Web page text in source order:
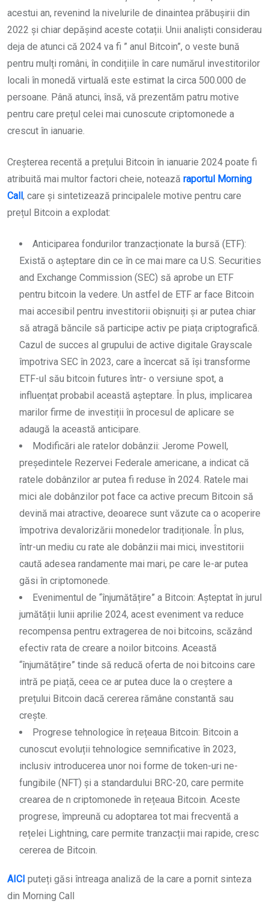
acestui an, revenind la nivelurile de dinaintea prăbușirii din
2022 și chiar depășind aceste cotații. Unii analiști considerau
deja de atunci că 2024 va fi ” anul Bitcoin”, o veste bună
pentru mulți români, în condițiile în care numărul investitorilor
locali în monedă virtuală este estimat la circa 500.000 de
persoane. Până atunci, însă, vă prezentăm patru motive
pentru care prețul celei mai cunoscute criptomonede a
crescut în ianuarie.
Creșterea recentă a prețului Bitcoin în ianuarie 2024 poate fi
atribuită mai multor factori cheie, notează raportul Morning
Call, care și sintetizează principalele motive pentru care
prețul Bitcoin a explodat:
Anticiparea fondurilor tranzacționate la bursă (ETF):
Există o așteptare din ce în ce mai mare ca U.S. Securities
and Exchange Commission (SEC) să aprobe un ETF
pentru bitcoin la vedere. Un astfel de ETF ar face Bitcoin
mai accesibil pentru investitorii obișnuiți și ar putea chiar
să atragă băncile să participe activ pe piața criptografică.
Cazul de succes al grupului de active digitale Grayscale
împotriva SEC în 2023, care a încercat să își transforme
ETF-ul său bitcoin futures într- o versiune spot, a
influențat probabil această așteptare. În plus, implicarea
marilor firme de investiții în procesul de aplicare se
adaugă la această anticipare.
Modificări ale ratelor dobânzii: Jerome Powell,
președintele Rezervei Federale americane, a indicat că
ratele dobânzilor ar putea fi reduse în 2024. Ratele mai
mici ale dobânzilor pot face ca active precum Bitcoin să
devină mai atractive, deoarece sunt văzute ca o acoperire
împotriva devalorizării monedelor tradiționale. În plus,
într-un mediu cu rate ale dobânzii mai mici, investitorii
caută adesea randamente mai mari, pe care le-ar putea
găsi în criptomonede.
Evenimentul de “înjumătățire” a Bitcoin: Așteptat în jurul
jumătății lunii aprilie 2024, acest eveniment va reduce
recompensa pentru extragerea de noi bitcoins, scăzând
efectiv rata de creare a noilor bitcoins. Această
“înjumătățire” tinde să reducă oferta de noi bitcoins care
intră pe piață, ceea ce ar putea duce la o creștere a
prețului Bitcoin dacă cererea rămâne constantă sau
crește.
Progrese tehnologice în rețeaua Bitcoin: Bitcoin a
cunoscut evoluții tehnologice semnificative în 2023,
inclusiv introducerea unor noi forme de token-uri ne-
fungibile (NFT) și a standardului BRC-20, care permite
crearea de n criptomonede în rețeaua Bitcoin. Aceste
progrese, împreună cu adoptarea tot mai frecventă a
rețelei Lightning, care permite tranzacții mai rapide, cresc
cererea de Bitcoin.
AICI puteți găsi întreaga analiză de la care a pornit sinteza
din Morning Call